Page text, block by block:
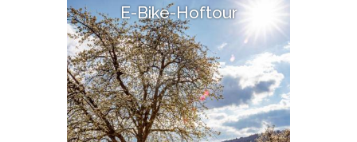
E-Bike-Hoftour